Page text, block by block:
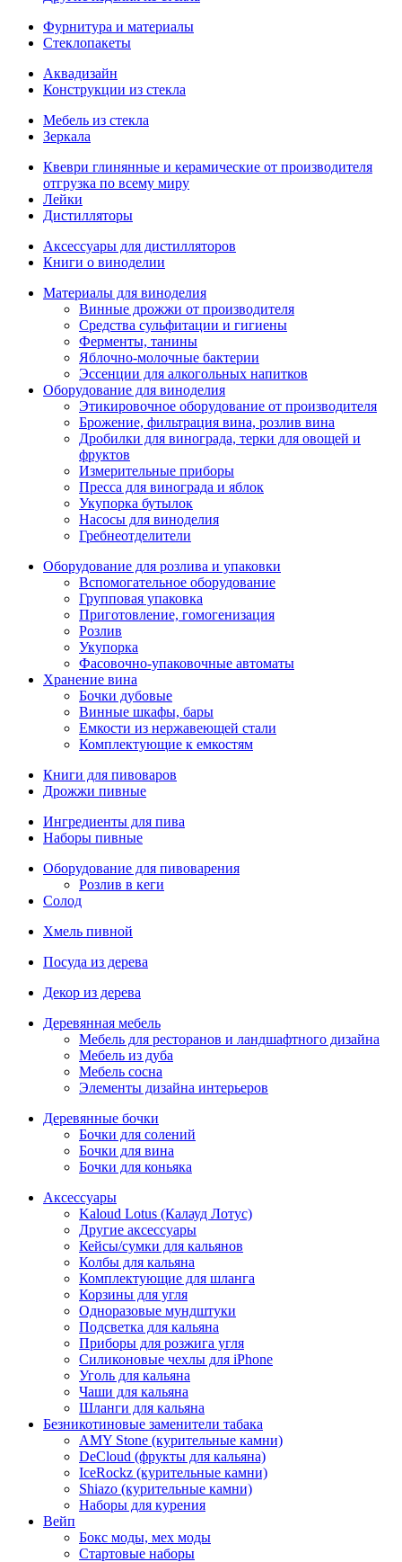
Фурнитура и материалы
Стеклопакеты
Аквадизайн
Конструкции из стекла
Мебель из стекла
Зеркала
Квеври глинянные и керамические от производителя
отгрузка по всему миру
Лейки
Дистилляторы
Аксессуары для дистилляторов
Книги о виноделии
Материалы для виноделия
Винные дрожжи от производителя
Средства сульфитации и гигиены
Ферменты, танины
Яблочно-молочные бактерии
Эссенции для алкогольных напитков
Оборудование для виноделия
Этикировочное оборудование от производителя
Брожение, фильтрация вина, розлив вина
Дробилки для винограда, терки для овощей и
фруктов
Измерительные приборы
Пресса для винограда и яблок
Укупорка бутылок
Насосы для виноделия
Гребнеотделители
Оборудование для розлива и упаковки
Вспомогательное оборудование
Групповая упаковка
Приготовление, гомогенизация
Розлив
Укупорка
Фасовочно-упаковочные автоматы
Хранение вина
Бочки дубовые
Винные шкафы, бары
Емкости из нержавеющей стали
Комплектующие к емкостям
Книги для пивоваров
Дрожжи пивные
Ингредиенты для пива
Наборы пивные
Оборудование для пивоварения
Розлив в кеги
Солод
Хмель пивной
Посуда из дерева
Декор из дерева
Деревянная мебель
Мебель для ресторанов и ландшафтного дизайна
Мебель из дуба
Мебель сосна
Элементы дизайна интерьеров
Деревянные бочки
Бочки для солений
Бочки для вина
Бочки для коньяка
Аксессуары
Kaloud Lotus (Калауд Лотус)
Другие аксессуары
Кейсы/сумки для кальянов
Колбы для кальяна
Комплектующие для шланга
Корзины для угля
Одноразовые мундштуки
Подсветка для кальяна
Приборы для розжига угля
Силиконовые чехлы для iPhone
Уголь для кальяна
Чаши для кальяна
Шланги для кальяна
Безникотиновые заменители табака
AMY Stone (курительные камни)
DeCloud (фрукты для кальяна)
IceRockz (курительные камни)
Shiazo (курительные камни)
Наборы для курения
Вейп
Бокс моды, мех моды
Стартовые наборы